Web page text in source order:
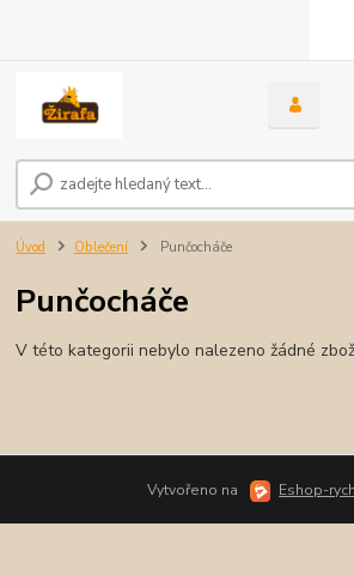
Úvod Oblečení Punčocháče
Punčocháče
V této kategorii nebylo nalezeno žádné
Vytvořeno na Eshop-